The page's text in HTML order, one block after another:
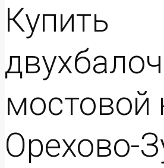
Купить
мостовой
Орехово-